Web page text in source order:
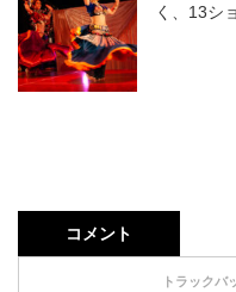
く、13シ
コメント
トラックバ